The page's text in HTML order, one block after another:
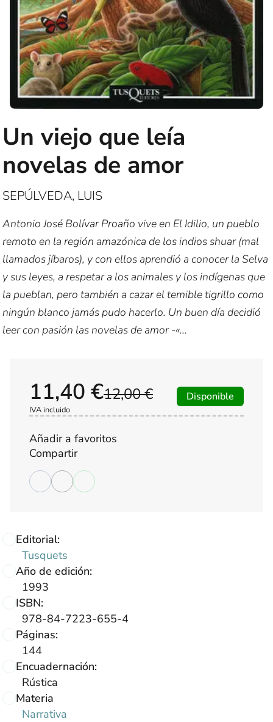
Un viejo que leía
novelas de amor
SEPÚLVEDA, LUIS
Antonio José Bolívar Proaño vive en El Idilio, un pueblo
remoto en la región amazónica de los indios shuar (mal
llamados jíbaros), y con ellos aprendió a conocer la Selva
y sus leyes, a respetar a los animales y los indígenas que
la pueblan, pero también a cazar el temible tigrillo como
ningún blanco jamás pudo hacerlo. Un buen día decidió
leer con pasión las novelas de amor -«...
Editorial:
Tusquets
Año de edición:
1993
ISBN:
978-84-7223-655-4
Páginas:
144
Encuadernación:
Rústica
Materia
Narrativa
12,00 €
11,40 €
IVA incluido
Disponible
Añadir a favoritos
Compartir